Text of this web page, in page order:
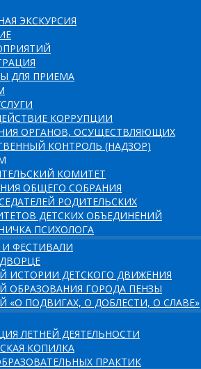
ЭКСКУРСИЯ
ДЛЯ ПРИЕМА
КОРРУПЦИИ
ОРГАНОВ, ОСУЩЕСТВЛЯЮЩИХ
КОНТРОЛЬ (НАДЗОР)
КОМИТЕТ
ОБЩЕГО СОБРАНИЯ
РОДИТЕЛЬСКИХ
ДЕТСКИХ ОБЪЕДИНЕНИЙ
ПСИХОЛОГА
ФЕСТИВАЛИ
ИСТОРИИ ДЕТСКОГО ДВИЖЕНИЯ
ОБРАЗОВАНИЯ ГОРОДА ПЕНЗЫ
«О ПОДВИГАХ, О ДОБЛЕСТИ, О СЛАВЕ»
ЛЕТНЕЙ ДЕЯТЕЛЬНОСТИ
КОПИЛКА
ПРАКТИК